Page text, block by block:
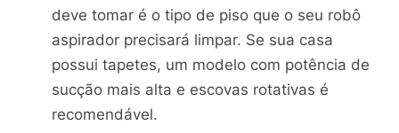
deve tomar é o tipo de piso que o seu robô
aspirador precisará limpar. Se sua casa
possui tapetes, um modelo com potência de
sucção mais alta e escovas rotativas é
recomendável.